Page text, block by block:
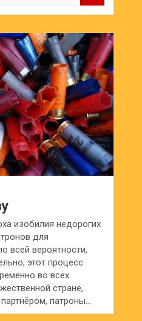
изобилия недорогих
для
всей вероятности,
этот процесс
во всех
стране,
патроны…